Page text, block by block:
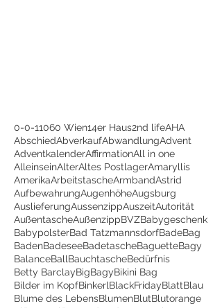
0-0-11060 Wien14er Haus2nd lifeAHA
AbschiedAbverkaufAbwandlungAdvent
AdventkalenderAffirmationAll in one
AlleinseinAlterAltes PostlagerAmaryllis
AmerikaArbeitstascheArmbandAstrid
AufbewahrungAugenhöheAugsburg
AuslieferungAussenzippAuszeitAutorität
AußentascheAußenzippBVZBabygeschenk
BabypolsterBad TatzmannsdorfBadeBag
BadenBadeseeBadetascheBaguetteBagy
BalanceBallBauchtascheBedürfnis
Betty BarclayBigBagyBikini Bag
Bilder im KopfBinkerlBlackFridayBlattBlau
Blume des LebensBlumenBlutBlutorange